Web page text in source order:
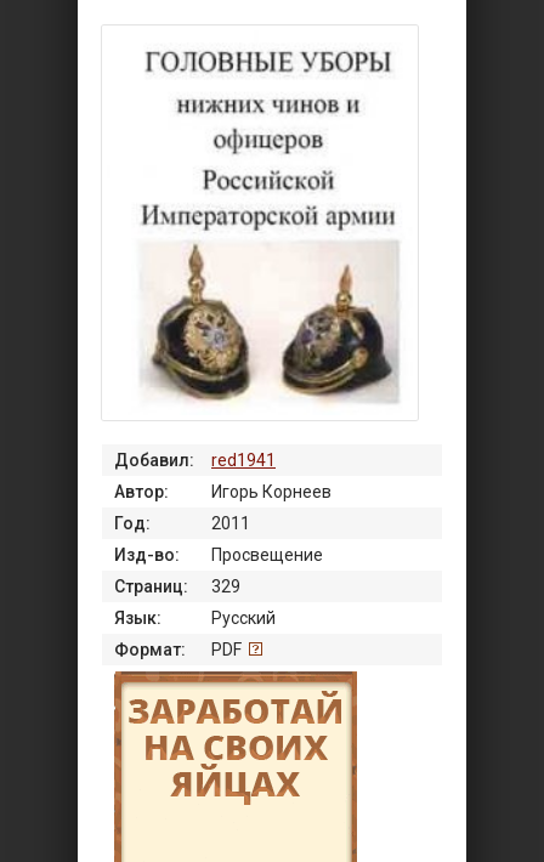
Добавил:
red1941
Автор:
Игорь Корнеев
Год:
2011
Изд-во:
Просвещение
Страниц:
329
Язык:
Русский
Формат:
PDF